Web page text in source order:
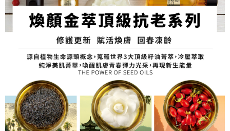
時審查核予不同之上限額度；若仍有額度不足之情形，本公司將視審查結果
請求用戶進行身份認證。
５．嚴禁一人註冊多個帳號或使用他人資訊註冊。若發現惡意使用之情形，
恩沛科技股份有限公司將有權停止該用戶之使用額度並採取法律行動。